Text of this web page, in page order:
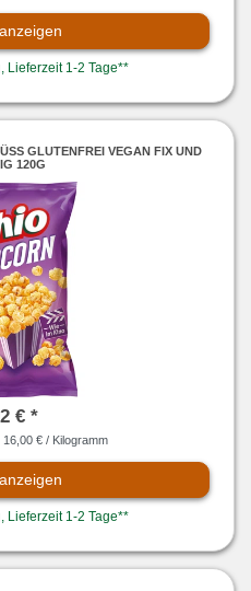
Lieferzeit 1-2 Tage**
GLUTENFREI VEGAN FIX UND F
120G
€ *
| 16,00 € / Kilogramm
Lieferzeit 1-2 Tage**